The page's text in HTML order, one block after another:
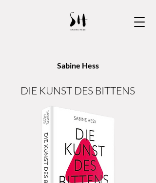
Sabine Hess
DIE KUNST DES BITTENS